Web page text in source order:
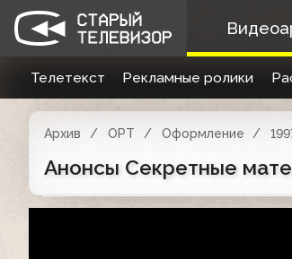
Телетекст Рекламные ролики
Архив ОРТ Оформление
Анонсы Секретные